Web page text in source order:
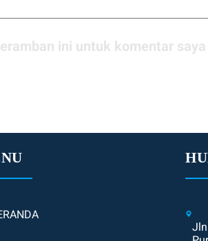
ini untuk komentar